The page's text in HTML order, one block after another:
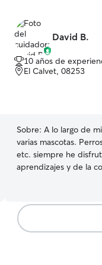
David B.
10 años de
El Calvet, 08253
Sobre: A lo largo de
varias mascotas.
etc. siempre he
aprendizajes y de la
Actualmente no
por eso motivo, me
tener la